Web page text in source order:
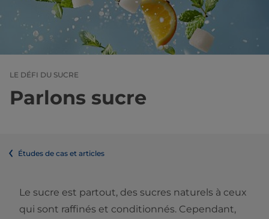
LE DÉFI DU SUCRE
Parlons sucre
Études de cas et articles
Le sucre est partout, des sucres naturels à ceux
qui sont raffinés et conditionnés. Cependant,